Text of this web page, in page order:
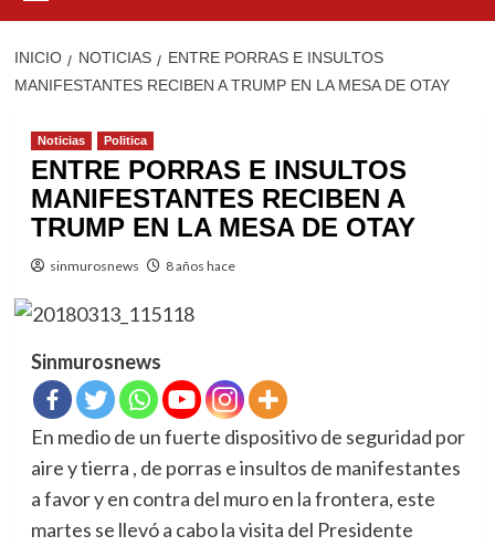
INICIO NOTICIAS
ENTRE PORRAS E INSULTOS
MANIFESTANTES RECIBEN A TRUMP EN LA MESA DE OTAY
Noticias Politica
ENTRE PORRAS E INSULTOS
MANIFESTANTES RECIBEN A
TRUMP EN LA MESA DE OTAY
sinmurosnews 8 años hace
Sinmurosnews
En medio de un fuerte dispositivo de seguridad por
aire y tierra , de porras e insultos de manifestantes
a favor y en contra del muro en la frontera, este
martes se llevó a cabo la visita del Presidente